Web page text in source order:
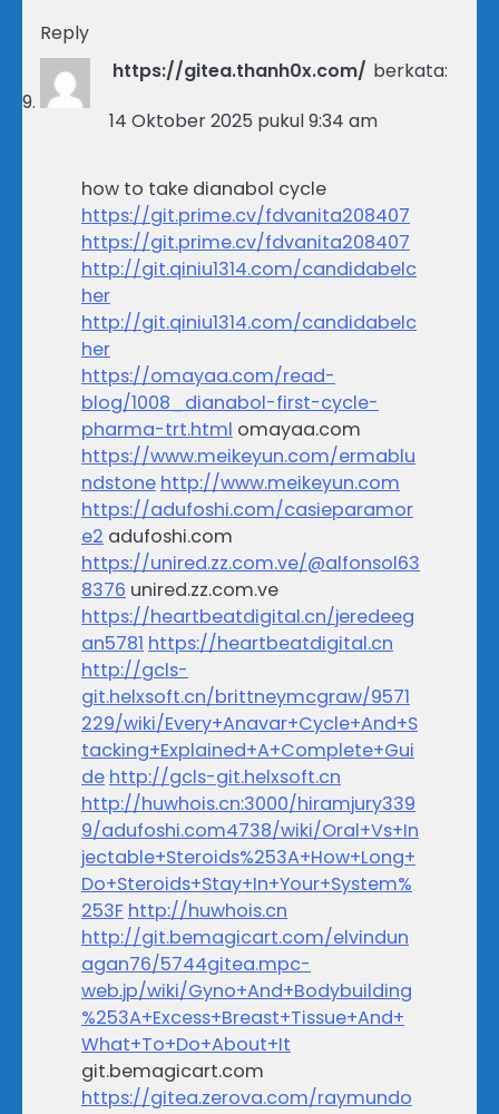
Reply
https://gitea.thanh0x.com/ berkata:
14 Oktober 2025 pukul 9:34 am
how to take dianabol cycle
https://git.prime.cv/fdvanita208407
https://git.prime.cv/fdvanita208407
http://git.qiniu1314.com/candidabelc
her
http://git.qiniu1314.com/candidabelc
her
https://omayaa.com/read-
blog/1008_dianabol-first-cycle-
pharma-trt.html omayaa.com
https://www.meikeyun.com/ermablu
ndstone http://www.meikeyun.com
https://adufoshi.com/casieparamor
e2 adufoshi.com
https://unired.zz.com.ve/@alfonsol63
8376 unired.zz.com.ve
https://heartbeatdigital.cn/jeredeeg
an5781 https://heartbeatdigital.cn
http://gcls-
git.helxsoft.cn/brittneymcgraw/9571
229/wiki/Every+Anavar+Cycle+And+S
tacking+Explained+A+Complete+Gui
de http://gcls-git.helxsoft.cn
http://huwhois.cn:3000/hiramjury339
9/adufoshi.com4738/wiki/Oral+Vs+In
jectable+Steroids%253A+How+Long+
Do+Steroids+Stay+In+Your+System%
253F http://huwhois.cn
http://git.bemagicart.com/elvindun
agan76/5744gitea.mpc-
web.jp/wiki/Gyno+And+Bodybuilding
%253A+Excess+Breast+Tissue+And+
What+To+Do+About+It
git.bemagicart.com
https://gitea.zerova.com/raymundo